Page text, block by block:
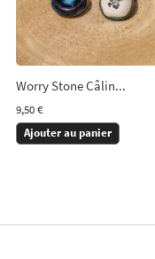
Worry Stone Câlin...
9,50 €
Ajouter au panier